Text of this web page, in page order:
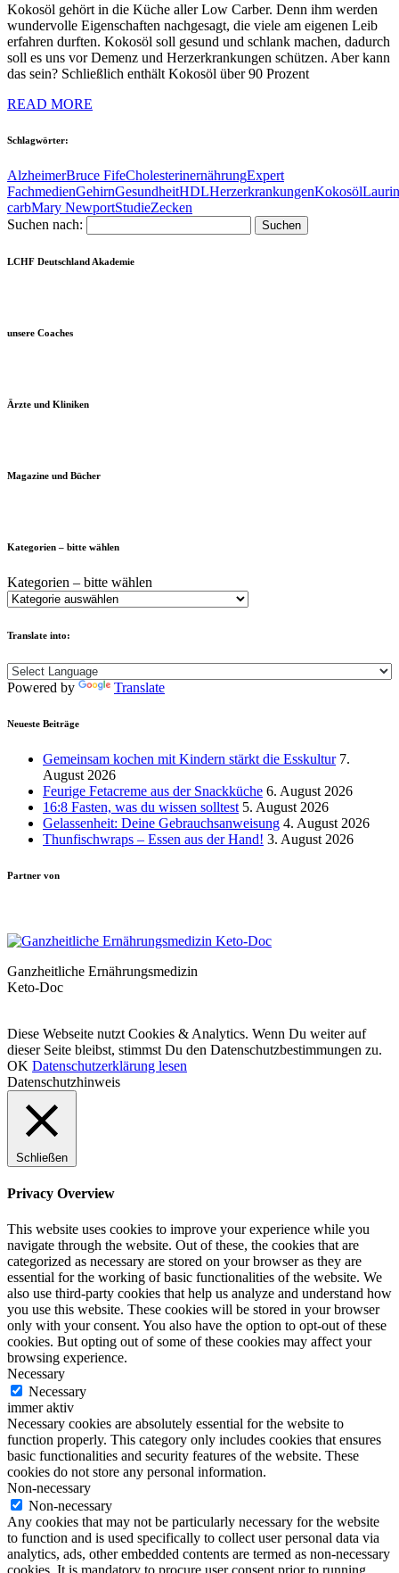
Kokosöl gehört in die Küche aller Low Carber. Denn ihm werden
wundervolle Eigenschaften nachgesagt, die viele am eigenen Leib
erfahren durften. Kokosöl soll gesund und schlank machen, dadurch
soll es uns vor Demenz und Herzerkrankungen schützen. Aber kann
das sein? Schließlich enthält Kokosöl über 90 Prozent
READ MORE
Schlagwörter:
AlzheimerBruce FifeCholesterinernährungExpert
FachmedienGehirnGesundheitHDLHerzerkrankungenKokosöl
carbMary NewportStudieZecken
Suchen nach:
LCHF Deutschland Akademie
unsere Coaches
Ärzte und Kliniken
Magazine und Bücher
Kategorien – bitte wählen
Kategorien – bitte wählen
Translate into:
Powered by Translate
Neueste Beiträge
Gemeinsam kochen mit Kindern stärkt die Esskultur 7.
August 2026
Feurige Fetacreme aus der Snackküche 6. August 2026
16:8 Fasten, was du wissen solltest 5. August 2026
Gelassenheit: Deine Gebrauchsanweisung 4. August 2026
Thunfischwraps – Essen aus der Hand! 3. August 2026
Partner von
Ganzheitliche Ernährungsmedizin
Keto-Doc
Diese Webseite nutzt Cookies & Analytics. Wenn Du weiter auf
dieser Seite bleibst, stimmst Du den Datenschutzbestimmungen zu.
OK Datenschutzerklärung lesen
Datenschutzhinweis
Schließen
Privacy Overview
This website uses cookies to improve your experience while you
navigate through the website. Out of these, the cookies that are
categorized as necessary are stored on your browser as they are
essential for the working of basic functionalities of the website. We
also use third-party cookies that help us analyze and understand how
you use this website. These cookies will be stored in your browser
only with your consent. You also have the option to opt-out of these
cookies. But opting out of some of these cookies may affect your
browsing experience.
Necessary
Necessary
immer aktiv
Necessary cookies are absolutely essential for the website to
function properly. This category only includes cookies that ensures
basic functionalities and security features of the website. These
cookies do not store any personal information.
Non-necessary
Non-necessary
Any cookies that may not be particularly necessary for the website
to function and is used specifically to collect user personal data via
analytics, ads, other embedded contents are termed as non-necessary
cookies. It is mandatory to procure user consent prior to running